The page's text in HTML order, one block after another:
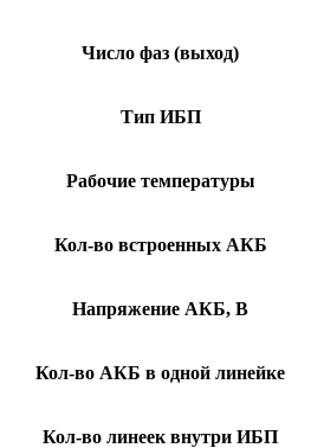
Число фаз (выход)
Тип ИБП
Рабочие температуры
Кол-во встроенных АКБ
Напряжение АКБ, В
Кол-во АКБ в одной линейке
Кол-во линеек внутри ИБП